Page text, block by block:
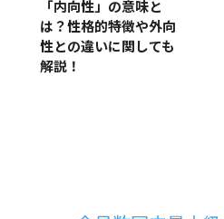
「内向性」の意味と
は？性格的特徴や外向
性との違いに関しても
解説！